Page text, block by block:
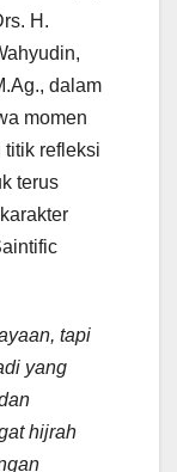
H.
dalam
momen
refleksi
terus
tapi
yang
hijrah